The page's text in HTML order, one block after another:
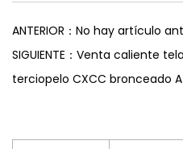
ANTERIOR：No hay artículo
SIGUIENTE：Venta caliente
terciopelo CXCC bronceado